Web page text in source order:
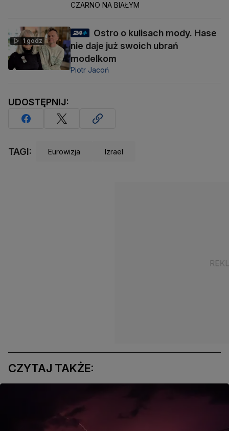
CZARNO NA BIAŁYM
1 godz
Ostro o kulisach mody. Hase
nie daje już swoich ubrań
modelkom
Piotr Jacoń
UDOSTĘPNIJ:
TAGI: Eurowizja Izrael
CZYTAJ TAKŻE: